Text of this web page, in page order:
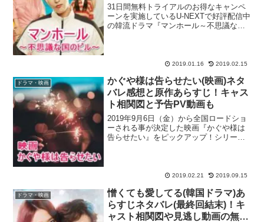
31日間無料トライアルのお得なキャンペ
ーンを実施しているU-NEXTで好評配信中
の韓流ドラマ『マンホール～不思議な国
2019.01.16 2019.02.15
ドラマ・映画
かぐや様は告らせたい(映画)ネタ
バレ感想と原作あらすじ！キャス
ト相関図と予告PV動画も
2019年9月6日（金）から全国ロードショ
ーされる事が決定した映画『かぐや様は
告らせたい』をピックアップ！シリーズ
2019.02.21 2019.09.15
ドラマ・映画
憎くても愛してる(韓国ドラマ)あ
らすじネタバレ(最終回結末)！キ
ャスト相関図や見逃し動画の無料